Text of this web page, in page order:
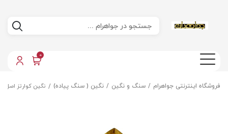
0
فروشگاه اینترنتی جواهرام سنگ و نگین نگین ( سنگ پیاده) نگین کوارتز اصل